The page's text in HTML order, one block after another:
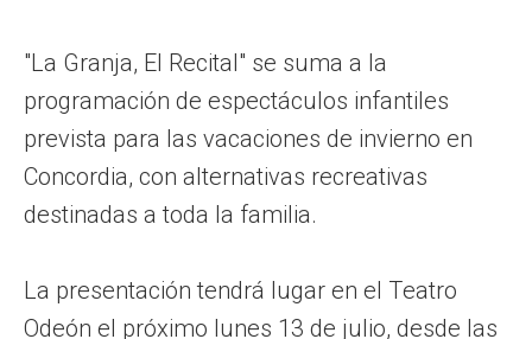
"La Granja, El Recital" se suma a la
programación de espectáculos infantiles
prevista para las vacaciones de invierno en
Concordia, con alternativas recreativas
destinadas a toda la familia.
La presentación tendrá lugar en el Teatro
Odeón el próximo lunes 13 de julio, desde las